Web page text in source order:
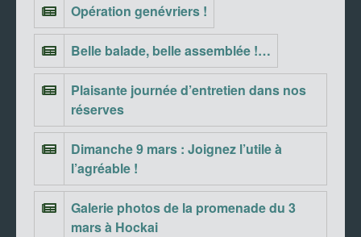
Opération genévriers !
Belle balade, belle assemblée !…
Plaisante journée d’entretien dans nos
réserves
Dimanche 9 mars : Joignez l’utile à
l’agréable !
Galerie photos de la promenade du 3
mars à Hockai